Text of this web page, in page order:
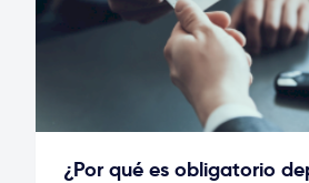
¿Por qué es obligatorio